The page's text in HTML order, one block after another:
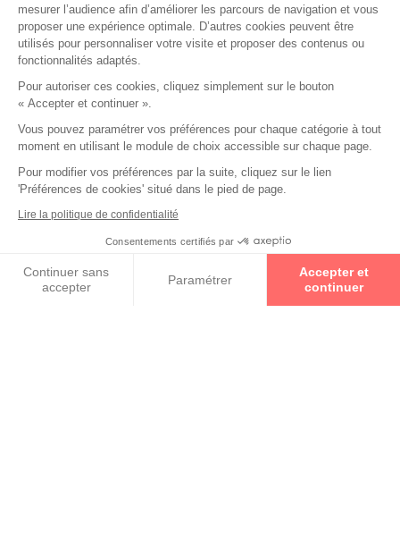
Collections
JEAN PHILIPPE JOLY
mesurer l’audience afin d’améliorer les parcours de navigation et vous
proposer une expérience optimale. D’autres cookies peuvent être
utilisés pour personnaliser votre visite et proposer des contenus ou
fonctionnalités adaptés.
Pour autoriser ces cookies, cliquez simplement sur le bouton
« Accepter et continuer ».
Vous pouvez paramétrer vos préférences pour chaque catégorie à tout
moment en utilisant le module de choix accessible sur chaque page.
Pour modifier vos préférences par la suite, cliquez sur le lien
'Préférences de cookies' situé dans le pied de page.
Lire la politique de confidentialité
Consentements certifiés par
Continuer sans
accepter
Paramétrer
Accepter et
continuer